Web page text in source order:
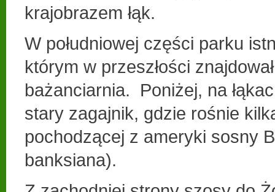
krajobrazem łąk.
W południowej części parku
którym w przeszłości
bażanciarnia. Poniżej, na
stary zagajnik, gdzie rośnie
pochodzącej z ameryki sosny
banksiana).